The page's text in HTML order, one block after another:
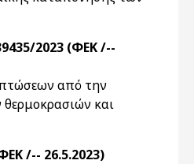
2023 (ΦΕΚ /--
από την
και
/-- 26.5.2023)